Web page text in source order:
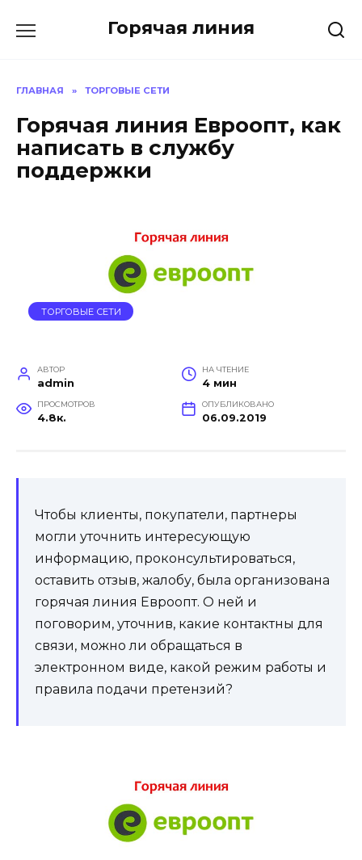
Горячая линия
ГЛАВНАЯ » ТОРГОВЫЕ СЕТИ
Горячая линия Евроопт, как
написать в службу
поддержки
ТОРГОВЫЕ СЕТИ
АВТОР
admin
НА ЧТЕНИЕ
4 мин
ПРОСМОТРОВ
4.8к.
ОПУБЛИКОВАНО
06.09.2019
Чтобы клиенты, покупатели, партнеры
могли уточнить интересующую
информацию, проконсультироваться,
оставить отзыв, жалобу, была организована
горячая линия Евроопт. О ней и
поговорим, уточнив, какие контактны для
связи, можно ли обращаться в
электронном виде, какой режим работы и
правила подачи претензий?